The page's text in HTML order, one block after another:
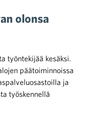
olonsa
työntekijää kesäksi.
päätoiminnoissa
ja
työskennellä